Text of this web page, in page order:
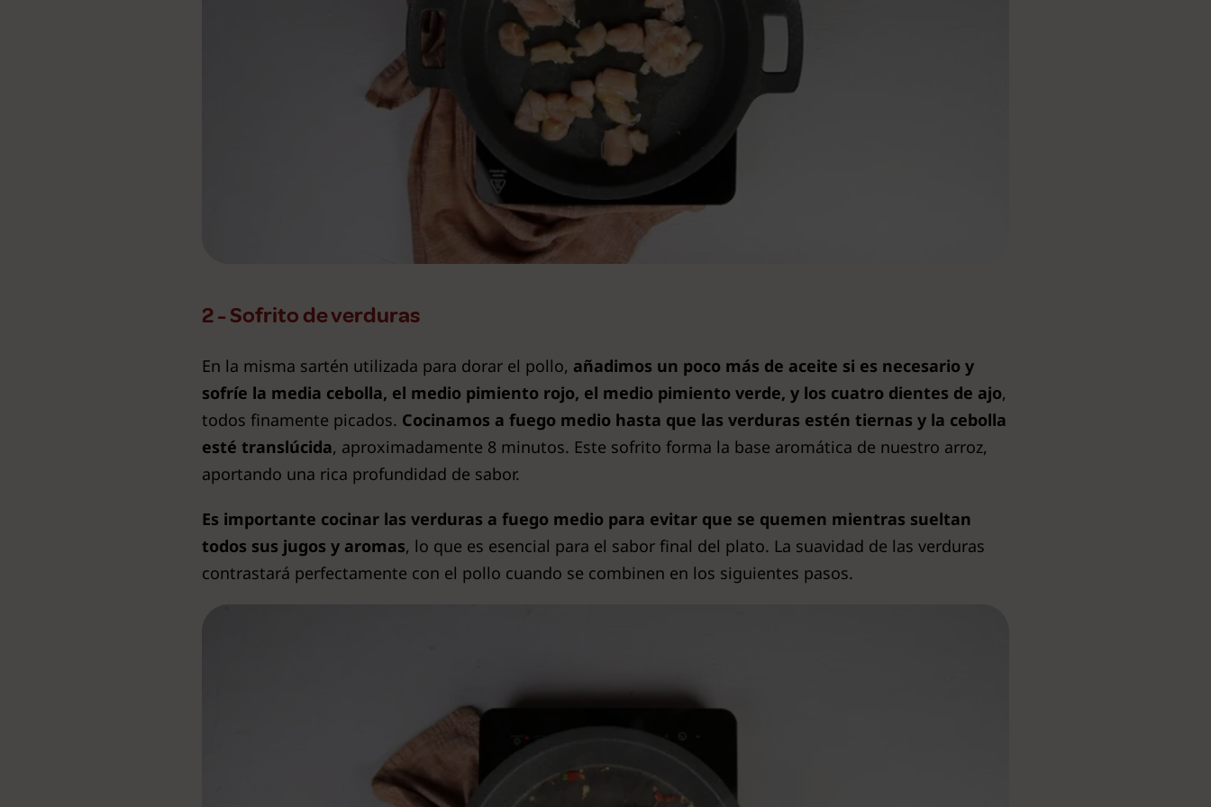
2 - Sofrito de verduras
En la misma sartén utilizada para dorar el pollo, añadimos un poco más de aceite si es necesario y
sofríe la media cebolla, el medio pimiento rojo, el medio pimiento verde, y los cuatro dientes de ajo,
todos finamente picados. Cocinamos a fuego medio hasta que las verduras estén tiernas y la cebolla
esté translúcida, aproximadamente 8 minutos. Este sofrito forma la base aromática de nuestro arroz,
aportando una rica profundidad de sabor.
Es importante cocinar las verduras a fuego medio para evitar que se quemen mientras sueltan
todos sus jugos y aromas, lo que es esencial para el sabor final del plato. La suavidad de las verduras
contrastará perfectamente con el pollo cuando se combinen en los siguientes pasos.